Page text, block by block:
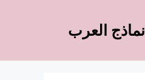
نماذج العرب